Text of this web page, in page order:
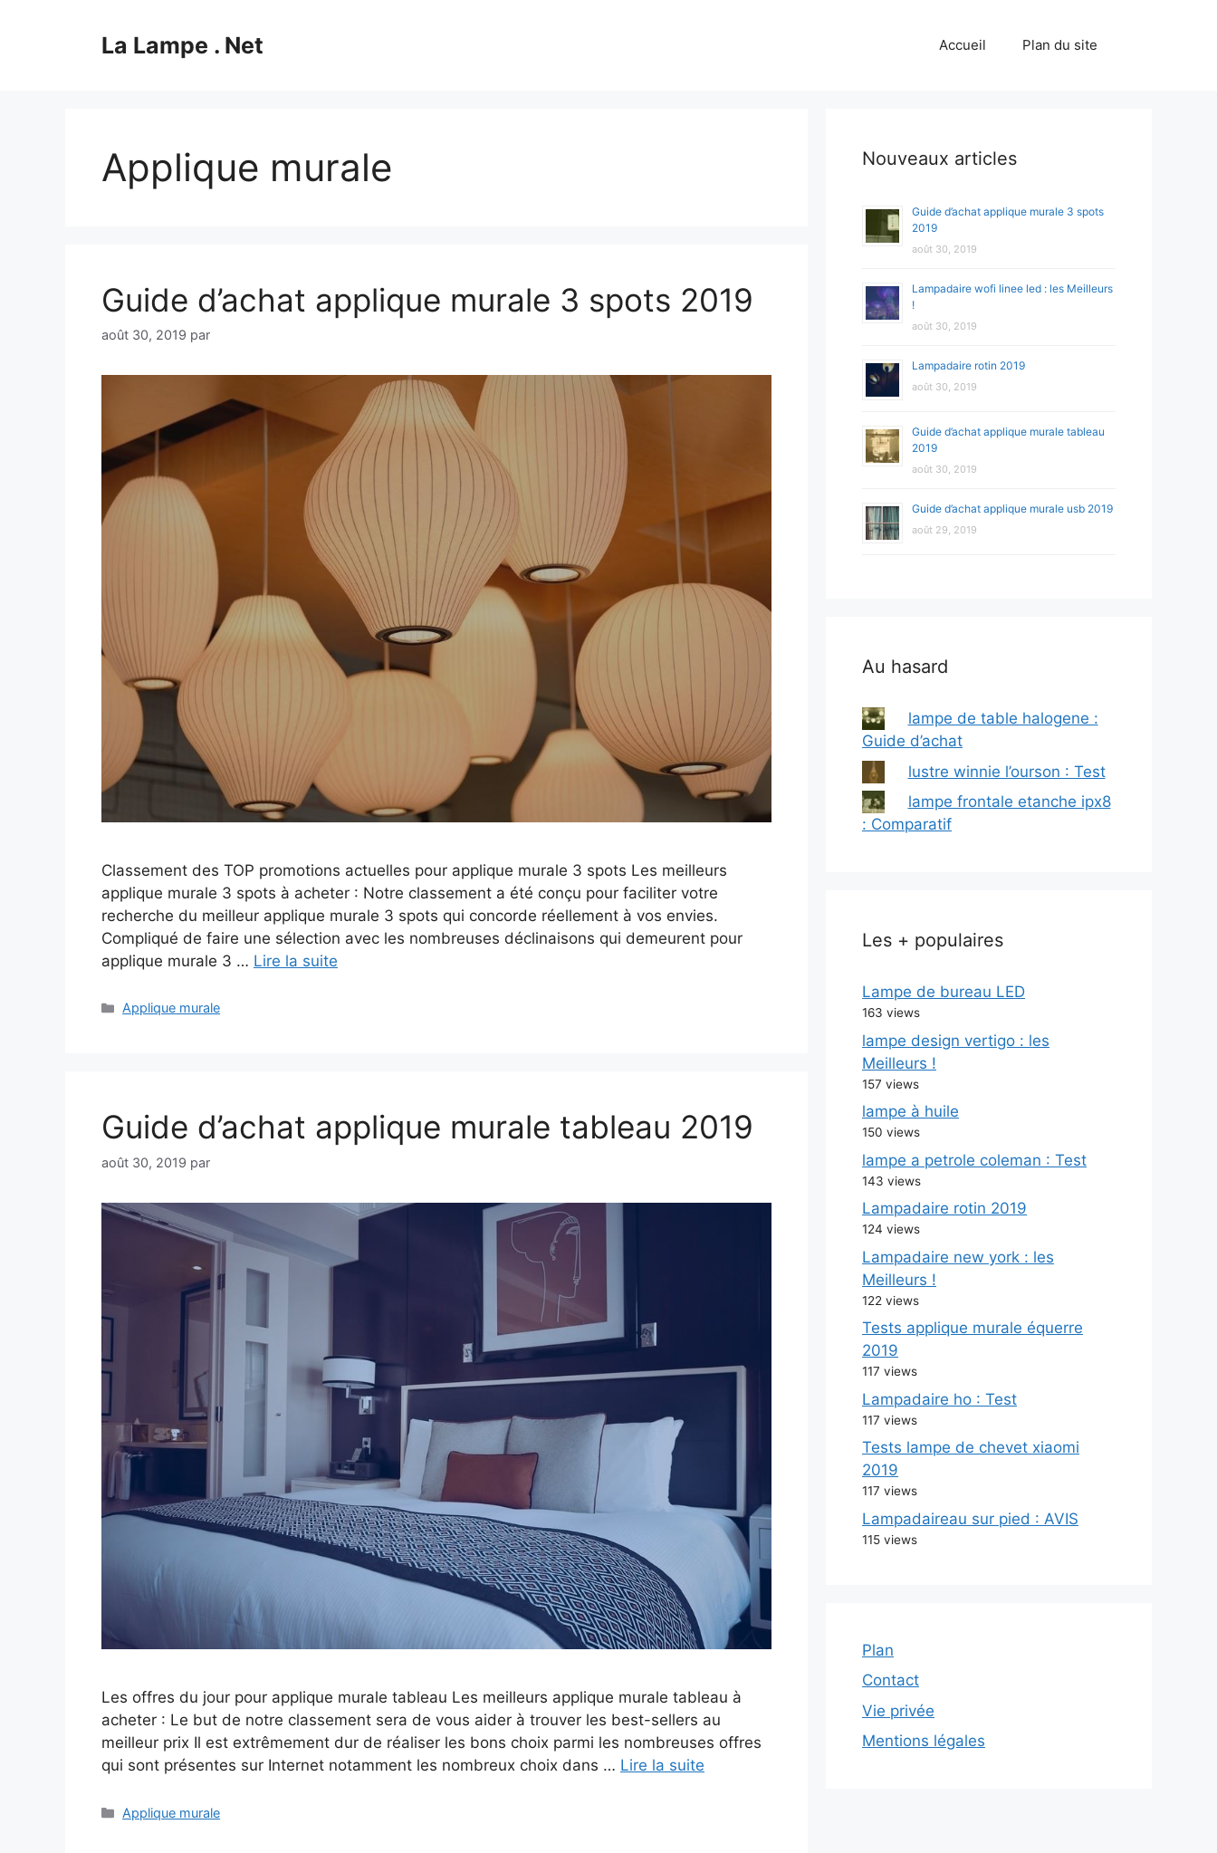
La Lampe . Net Accueil Plan du site
Applique murale
Guide d’achat applique murale 3 spots 2019
août 30, 2019 par
Classement des TOP promotions actuelles pour applique murale 3 spots Les meilleurs
applique murale 3 spots à acheter : Notre classement a été conçu pour faciliter votre
recherche du meilleur applique murale 3 spots qui concorde réellement à vos envies.
Compliqué de faire une sélection avec les nombreuses déclinaisons qui demeurent pour
applique murale 3 … Lire la suite
Catégories
Applique murale
Guide d’achat applique murale tableau 2019
août 30, 2019 par
Les offres du jour pour applique murale tableau Les meilleurs applique murale tableau à
acheter : Le but de notre classement sera de vous aider à trouver les best-sellers au
meilleur prix Il est extrêmement dur de réaliser les bons choix parmi les nombreuses offres
qui sont présentes sur Internet notamment les nombreux choix dans … Lire la suite
Catégories
Applique murale
Nouveaux articles
Guide d’achat applique murale 3 spots
2019
août 30, 2019
Lampadaire wofi linee led : les Meilleurs
!
août 30, 2019
Lampadaire rotin 2019
août 30, 2019
Guide d’achat applique murale tableau
2019
août 30, 2019
Guide d’achat applique murale usb 2019
août 29, 2019
Au hasard
lampe de table halogene :
Guide d’achat
lustre winnie l’ourson : Test
lampe frontale etanche ipx8
: Comparatif
Les + populaires
Lampe de bureau LED
163 views
lampe design vertigo : les
Meilleurs !
157 views
lampe à huile
150 views
lampe a petrole coleman : Test
143 views
Lampadaire rotin 2019
124 views
Lampadaire new york : les
Meilleurs !
122 views
Tests applique murale équerre
2019
117 views
Lampadaire ho : Test
117 views
Tests lampe de chevet xiaomi
2019
117 views
Lampadaireau sur pied : AVIS
115 views
Plan
Contact
Vie privée
Mentions légales